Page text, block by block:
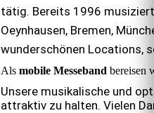
tätig. Bereits 1996
Oeynhausen, Bremen,
wunderschönen Locations,
Als mobile Messeband bereisen
Unsere musikalische und
attraktiv zu halten. Vielen